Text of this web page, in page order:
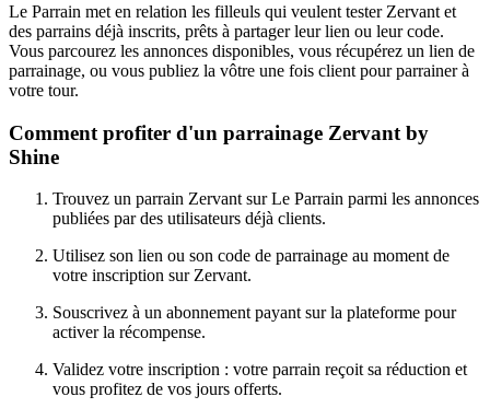
Le Parrain met en relation les filleuls qui veulent tester Zervant et
des parrains déjà inscrits, prêts à partager leur lien ou leur code.
Vous parcourez les annonces disponibles, vous récupérez un lien de
parrainage, ou vous publiez la vôtre une fois client pour parrainer à
votre tour.
Comment profiter d'un parrainage Zervant by
Shine
Trouvez un parrain Zervant sur Le Parrain parmi les annonces
publiées par des utilisateurs déjà clients.
Utilisez son lien ou son code de parrainage au moment de
votre inscription sur Zervant.
Souscrivez à un abonnement payant sur la plateforme pour
activer la récompense.
Validez votre inscription : votre parrain reçoit sa réduction et
vous profitez de vos jours offerts.